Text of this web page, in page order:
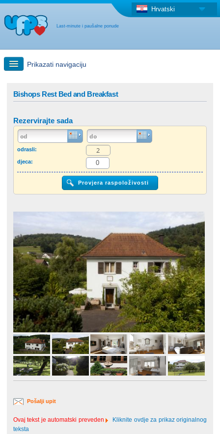
Last-minute i paušalne ponude
Hrvatski
Prikazati navigaciju
"Last Minute"ponuda + Paušalna ponuda
Druga država
Bishops Rest Bed and Breakfast
Rezervirajte sada
odrasli:
djeca:
Pošalji upit
Ovaj tekst je automatski preveden
Kliknite ovdje za prikaz originalnog
teksta